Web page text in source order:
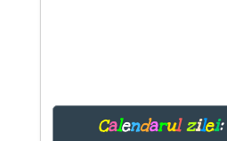
Calendarul zilei: